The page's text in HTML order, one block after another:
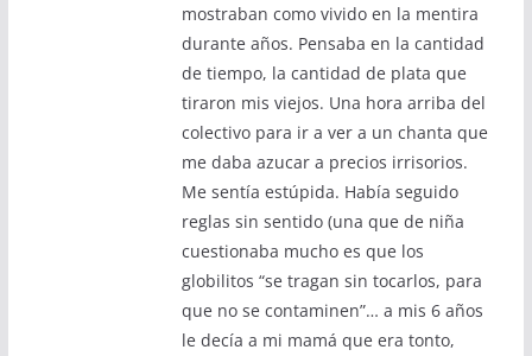
mostraban como vivido en la mentira
durante años. Pensaba en la cantidad
de tiempo, la cantidad de plata que
tiraron mis viejos. Una hora arriba del
colectivo para ir a ver a un chanta que
me daba azucar a precios irrisorios.
Me sentía estúpida. Había seguido
reglas sin sentido (una que de niña
cuestionaba mucho es que los
globilitos “se tragan sin tocarlos, para
que no se contaminen”… a mis 6 años
le decía a mi mamá que era tonto,